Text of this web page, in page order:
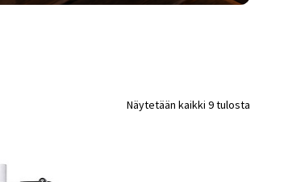
Näytetään kaikki 9 tulosta